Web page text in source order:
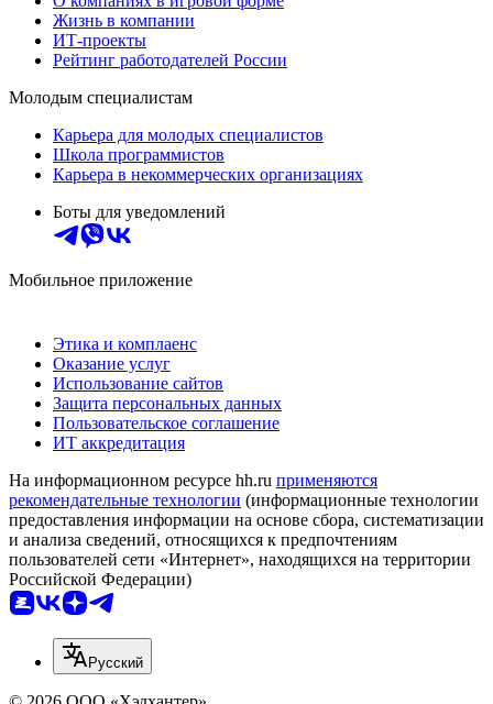
Жизнь в компании
ИТ-проекты
Рейтинг работодателей России
Молодым специалистам
Карьера для молодых специалистов
Школа программистов
Карьера в некоммерческих организациях
Боты для уведомлений
Мобильное приложение
Этика и комплаенс
Оказание услуг
Использование сайтов
Защита персональных данных
Пользовательское соглашение
ИТ аккредитация
На информационном ресурсе hh.ru применяются
рекомендательные технологии (информационные технологии
предоставления информации на основе сбора, систематизации
и анализа сведений, относящихся к предпочтениям
пользователей сети «Интернет», находящихся на территории
Российской Федерации)
Русский